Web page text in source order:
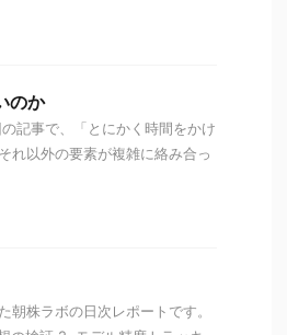
のか
記事で、「とにかく時間をかけ
れ以外の要素が複雑に絡み合っ
株ラボの日次レポートです。